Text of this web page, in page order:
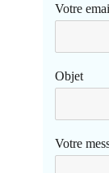
Votre
Objet
Votre